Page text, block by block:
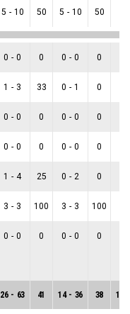
5 - 10 50 5 - 10 50
0 - 0 0 0 - 0 0
1 - 3 33 0 - 1 0
0 - 0 0 0 - 0 0
0 - 0 0 0 - 0 0
1 - 4 25 0 - 2 0
3 - 3 100 3 - 3 100
0 - 0 0 0 - 0 0
26 - 63 41 14 - 36 38 12